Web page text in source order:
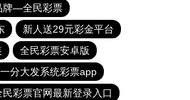
牌—全民彩票
新人送29元彩金平台
全民彩票安卓版
一分大发系统彩票app
民彩票官网最新登录入口